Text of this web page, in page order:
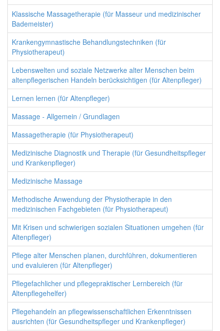
Klassische Massagetherapie (für Masseur und medizinischer
Bademeister)
Krankengymnastische Behandlungstechniken (für
Physiotherapeut)
Lebenswelten und soziale Netzwerke alter Menschen beim
altenpflegerischen Handeln berücksichtigen (für Altenpfleger)
Lernen lernen (für Altenpfleger)
Massage - Allgemein / Grundlagen
Massagetherapie (für Physiotherapeut)
Medizinische Diagnostik und Therapie (für Gesundheitspfleger
und Krankenpfleger)
Medizinische Massage
Methodische Anwendung der Physiotherapie in den
medizinischen Fachgebieten (für Physiotherapeut)
Mit Krisen und schwierigen sozialen Situationen umgehen (für
Altenpfleger)
Pflege alter Menschen planen, durchführen, dokumentieren
und evaluieren (für Altenpfleger)
Pflegefachlicher und pflegepraktischer Lernbereich (für
Altenpflegehelfer)
Pflegehandeln an pflegewissenschaftlichen Erkenntnissen
ausrichten (für Gesundheitspfleger und Krankenpfleger)